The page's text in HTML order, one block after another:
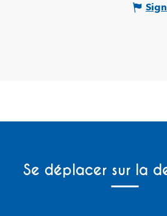
Se déplacer sur la